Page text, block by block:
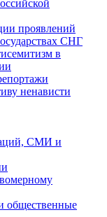
проявлений
СНГ
в
ненависти
СМИ и
общественные